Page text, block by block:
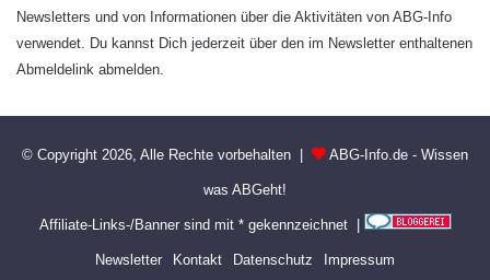
Newsletters und von Informationen über die Aktivitäten von ABG-Info
verwendet. Du kannst Dich jederzeit über den im Newsletter enthaltenen
Abmeldelink abmelden.
© Copyright 2026, Alle Rechte vorbehalten | ABG-Info.de - Wissen
was ABGeht!
Affiliate-Links-/Banner sind mit * gekennzeichnet |
Newsletter Kontakt Datenschutz Impressum